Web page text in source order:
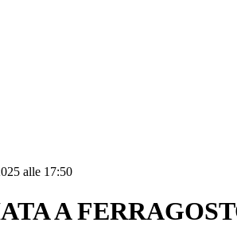
alle 17:50
A